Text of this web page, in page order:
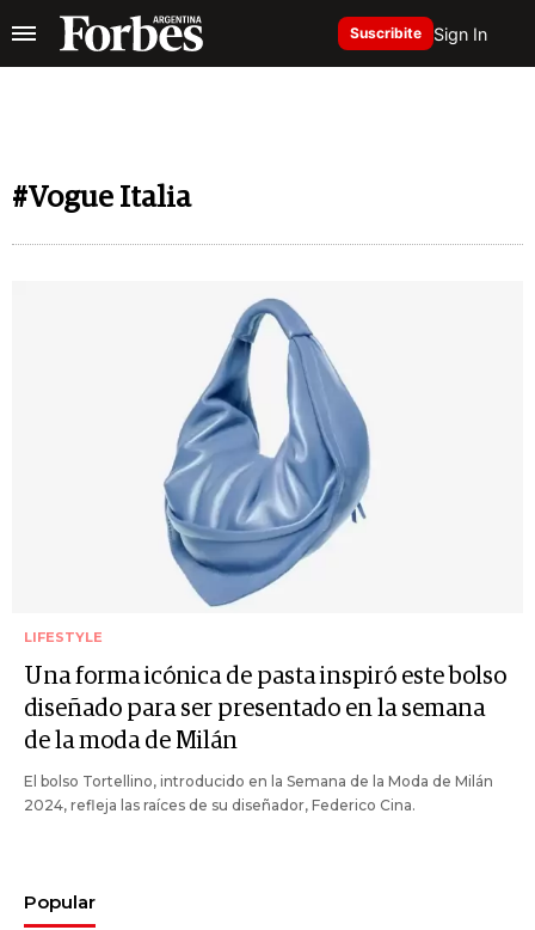
Suscribite Sign In
#Vogue Italia
LIFESTYLE
Una forma icónica de pasta inspiró este bolso
diseñado para ser presentado en la semana
de la moda de Milán
El bolso Tortellino, introducido en la Semana de la Moda de Milán
2024, refleja las raíces de su diseñador, Federico Cina.
Popular